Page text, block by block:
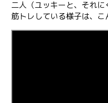
二人（ユッキーと、それ
筋トレしている様子は、こ